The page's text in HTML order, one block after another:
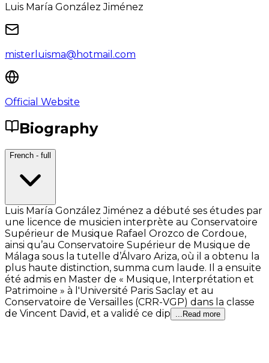
Luis María González Jiménez
misterluisma@hotmail.com
Official Website
Biography
French - full
Luis María González Jiménez a débuté ses études par
une licence de musicien interprète au Conservatoire
Supérieur de Musique Rafael Orozco de Cordoue,
ainsi qu’au Conservatoire Supérieur de Musique de
Málaga sous la tutelle d’Álvaro Ariza, où il a obtenu la
plus haute distinction, summa cum laude. Il a ensuite
été admis en Master de « Musique, Interprétation et
Patrimoine » à l'Université Paris Saclay et au
Conservatoire de Versailles (CRR-VGP) dans la classe
de Vincent David, et a validé ce dip
...Read more